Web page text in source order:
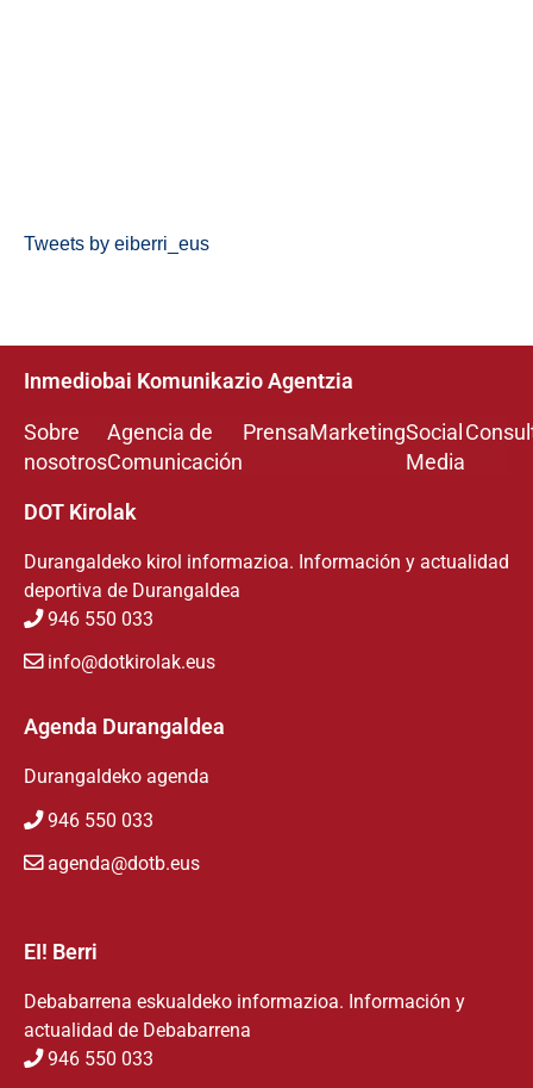
Tweets by eiberri_eus
Inmediobai Komunikazio Agentzia
Sobre
nosotros
Agencia de
Comunicación
PrensaMarketingSocial
Media
DOT Kirolak
Durangaldeko kirol informazioa. Información y actualidad
deportiva de Durangaldea
946 550 033
info@dotkirolak.eus
Agenda Durangaldea
Durangaldeko agenda
946 550 033
agenda@dotb.eus
EI! Berri
Debabarrena eskualdeko informazioa. Información y
actualidad de Debabarrena
946 550 033